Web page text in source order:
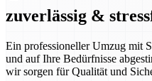
zuverlässig &
Ein professioneller Umzug mit
und auf Ihre Bedürfnisse
wir sorgen für Qualität und